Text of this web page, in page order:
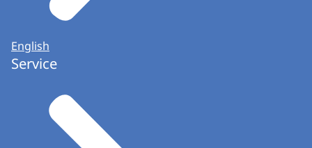
English
Service